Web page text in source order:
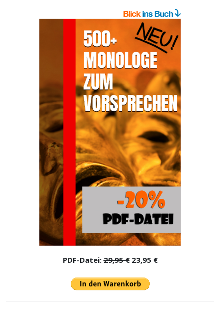
PDF-Datei:29,95 €23,95 €